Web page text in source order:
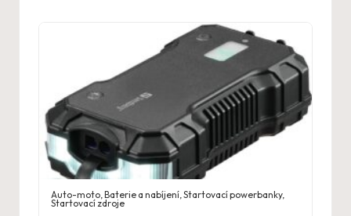
Auto-moto,Baterie a nabíjení,Startovací powerbanky,
Startovací zdroje